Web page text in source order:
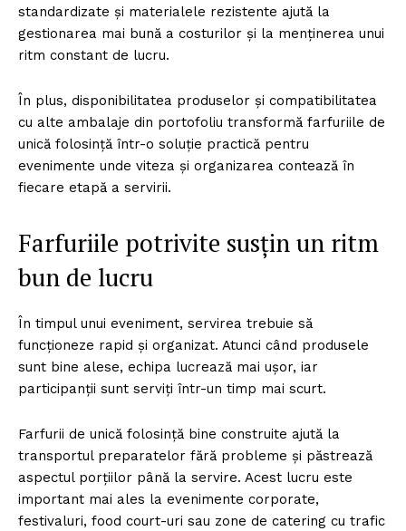
standardizate și materialele rezistente ajută la
gestionarea mai bună a costurilor și la menținerea unui
ritm constant de lucru.
În plus, disponibilitatea produselor și compatibilitatea
cu alte ambalaje din portofoliu transformă farfuriile de
unică folosință într-o soluție practică pentru
evenimente unde viteza și organizarea contează în
fiecare etapă a servirii.
Farfuriile potrivite susțin un ritm
bun de lucru
În timpul unui eveniment, servirea trebuie să
funcționeze rapid și organizat. Atunci când produsele
sunt bine alese, echipa lucrează mai ușor, iar
participanții sunt serviți într-un timp mai scurt.
Farfurii de unică folosință bine construite ajută la
transportul preparatelor fără probleme și păstrează
aspectul porțiilor până la servire. Acest lucru este
important mai ales la evenimente corporate,
festivaluri, food court-uri sau zone de catering cu trafic